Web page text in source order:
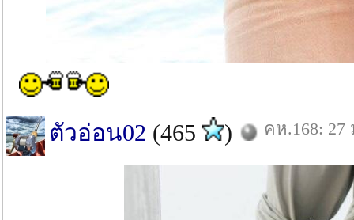
ตัวอ่อน02 (465 ) คห.168: 27